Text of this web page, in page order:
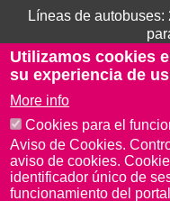
Líneas de
Utilizamos cookies
su experiencia de
More info
Cookies para el
Aviso de Cookies.
aviso de cookies.
identificador único de
funcionamiento del